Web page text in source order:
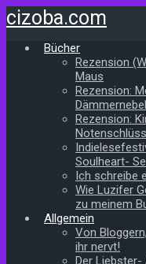
Zum
Hauptinhalt
springen
cizoba.com
Bücher
Rezension
Maus
Rezension:
Dämmernebel
Rezension:
Soulheart-
Ich schreibe
Wie Luzifer
zu meinem
Allgemein
Von
ihr nervt!
Der Liebster-